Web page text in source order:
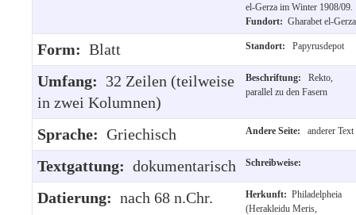
el-Gerza im Winter 1908/09.
Fundort: Gharabet el-Gerza
Form: Blatt Standort: Papyrusdepot
Umfang: 32 Zeilen (teilweise
in zwei Kolumnen)
Beschriftung:
Rekto,
parallel zu den Fasern
Sprache: Griechisch Andere Seite: anderer Text
Textgattung: dokumentarisch Schreibweise:
Datierung: nach 68 n.Chr. Herkunft: Philadelpheia
(Herakleidu Meris,